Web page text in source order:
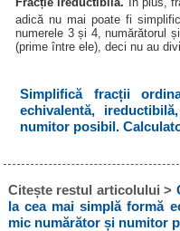
adică nu mai poate fi
numerele 3 și 4, numărătorul
(prime între ele), deci nu au
Simplifică fracții
echivalentă,
numitor posibil.
Citește restul articolului >
la cea mai simplă formă
mic numărător și numitor